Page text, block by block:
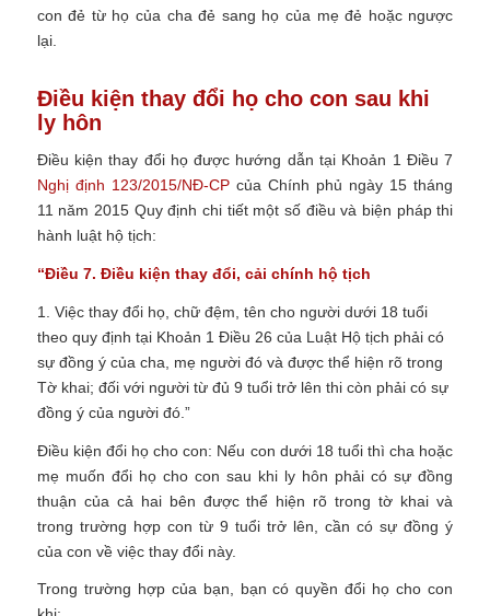
con đẻ từ họ của cha đẻ sang họ của mẹ đẻ hoặc ngược
lại.
Điều kiện thay đổi họ cho con sau khi
ly hôn
Điều kiện thay đổi họ được hướng dẫn tại Khoản 1 Điều 7
Nghị định 123/2015/NĐ-CPcủa Chính phủ ngày 15 tháng
11 năm 2015 Quy định chi tiết một số điều và biện pháp thi
hành luật hộ tịch:
“Điều 7. Điều kiện thay đổi, cải chính hộ tịch
1. Việc thay đổi họ, chữ đệm, tên cho người dưới 18 tuổi
theo quy định tại Khoản 1 Điều 26 của Luật Hộ tịch phải có
sự đồng ý của cha, mẹ người đó và được thể hiện rõ trong
Tờ khai; đối với người từ đủ 9 tuổi trở lên thi còn phải có sự
đồng ý của người đó.”
Điều kiện đổi họ cho con: Nếu con dưới 18 tuổi thì cha hoặc
mẹ muốn đổi họ cho con sau khi ly hôn phải có sự đồng
thuận của cả hai bên được thể hiện rõ trong tờ khai và
trong trường hợp con từ 9 tuổi trở lên, cần có sự đồng ý
của con về việc thay đổi này.
Trong trường hợp của bạn, bạn có quyền đổi họ cho con